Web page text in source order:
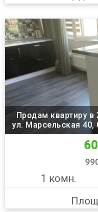
Продам квартиру
ул. Марсельская
1 комн.